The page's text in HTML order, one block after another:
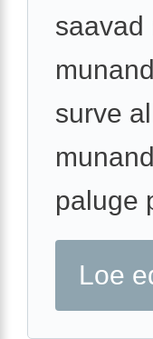
saavad
surve
paluge
Loe